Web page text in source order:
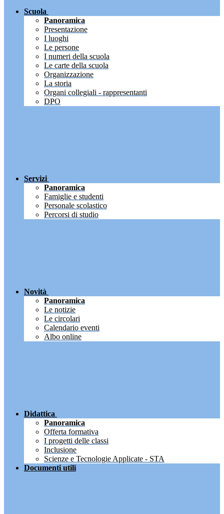
Scuola
Panoramica
Presentazione
I luoghi
Le persone
I numeri della scuola
Le carte della scuola
Organizzazione
La storia
Organi collegiali - rappresentanti
DPO
Servizi
Panoramica
Famiglie e studenti
Personale scolastico
Percorsi di studio
Novità
Panoramica
Le notizie
Le circolari
Calendario eventi
Albo online
Didattica
Panoramica
Offerta formativa
I progetti delle classi
Inclusione
Scienze e Tecnologie Applicate - STA
Documenti utili